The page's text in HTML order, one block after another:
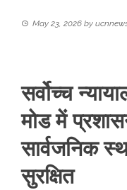
May 23, 2026 by
सर्वोच्च
मोड में
सार्वजनिक
सुरक्षित